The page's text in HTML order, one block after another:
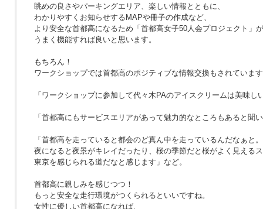
眺めの良さやパーキングエリア、楽しい情報とともに、
わかりやすくお知らせするMAPや冊子の作成など、
より安全な首都高になるため「首都高女子50人会プロジェクト」が
うまく機能すれば良いと思います。
もちろん！
ワークショップでは首都高のポジティブな情報交換もされていま
「ワークショップに参加して代々木PAのアイスクリームは美味し
「首都高にもサービスエリアがあって魅力的なところもあると聞
「首都高を走っていると都会のど真ん中を走っているんだなぁと。
夜になると夜景がキレイだったり、桜の季節だと桜がよく見える
東京を感じられる道だなと感じます」など。
首都高に親しみを感じつつ！
もっと安全な走行環境がつくられるといいですね。
女性に優しい首都高になれば、